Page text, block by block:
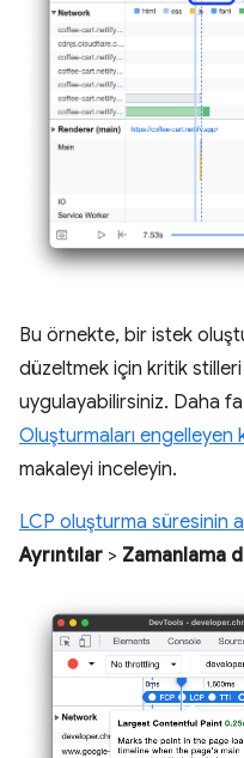
Bu örnekte, bir istek
düzeltmek için kritik
uygulayabilirsiniz. Daha
Oluşturmaları engelleyen
makaleyi inceleyin.
LCP oluşturma süresinin
Ayrıntılar > Zamanlama